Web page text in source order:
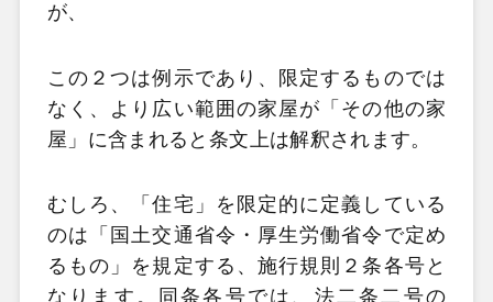
が、
この２つは例示であり、限定するものでは
なく、より広い範囲の家屋が「その他の家
屋」に含まれると条文上は解釈されます。
むしろ、「住宅」を限定的に定義している
のは「国土交通省令・厚生労働省令で定め
るもの」を規定する、施行規則２条各号と
なります。同条各号では、法二条二号の